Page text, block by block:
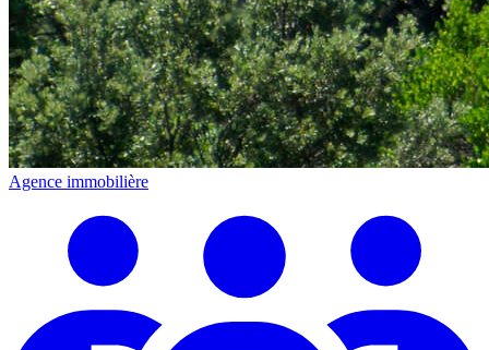
Agence immobilière